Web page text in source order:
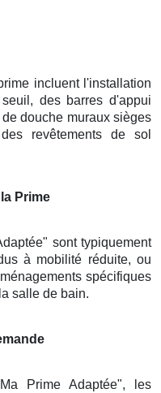
incluent l'installation
des barres d'appui
douche muraux sièges
revêtements de sol
Prime
sont typiquement
à mobilité réduite, ou
spécifiques
salle de bain.
Prime Adaptée", les